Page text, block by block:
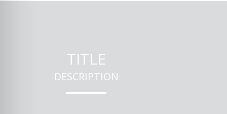
TITLE
DESCRIPTION